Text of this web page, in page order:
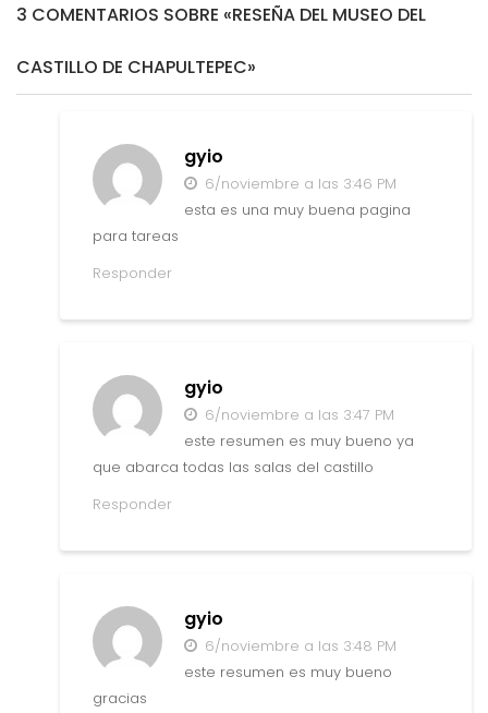
3 COMENTARIOS SOBRE «RESEÑA DEL MUSEO DEL
CASTILLO DE CHAPULTEPEC»
gyio
6/noviembre a las 3:46 PM
esta es una muy buena pagina
para tareas
Responder
gyio
6/noviembre a las 3:47 PM
este resumen es muy bueno ya
que abarca todas las salas del castillo
Responder
gyio
6/noviembre a las 3:48 PM
este resumen es muy bueno
gracias